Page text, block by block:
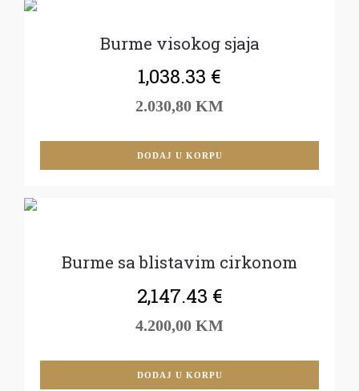
Burme visokog sjaja
1,038.33 €
2.030,80 KM
DODAJ U KORPU
Burme sa blistavim cirkonom
2,147.43 €
4.200,00 KM
DODAJ U KORPU